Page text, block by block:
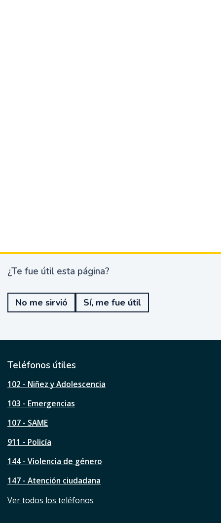
¿
e
u
t
l
s
a
á
i
a
¿Te fue útil esta página?
No me sirvió Sí, me fue útil
Teléfonos útiles
102 - Niñez y Adolescencia
103 - Emergencias
107 - SAME
911 - Policía
144 - Violencia de género
147 - Atención ciudadana
Ver todos los teléfonos